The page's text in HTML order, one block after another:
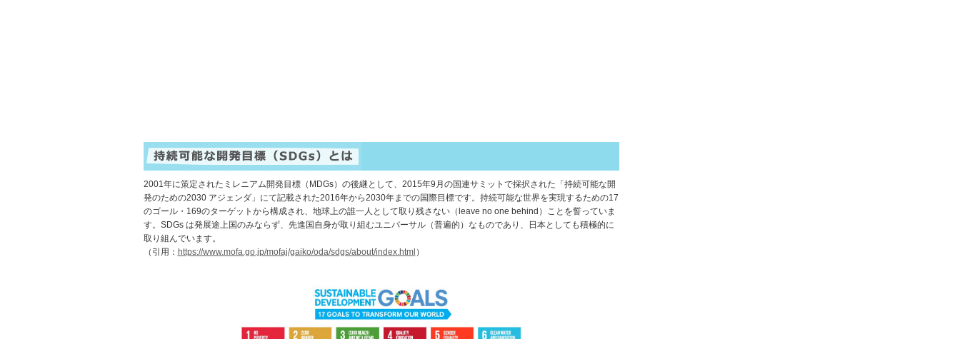
2001年に策定されたミレニアム開発目標（MDGs）の後継として、2015年9月の国連サミットで採択された「持続可能な開
発のための2030 アジェンダ」にて記載された2016年から2030年までの国際目標です。持続可能な世界を実現するための17
のゴール・169のターゲットから構成され、地球上の誰一人として取り残さない（leave no one behind）ことを誓っていま
す。SDGs は発展途上国のみならず、先進国自身が取り組むユニバーサル（普遍的）なものであり、日本としても積極的に
取り組んでいます。
（引用： https://www.mofa.go.jp/mofaj/gaiko/oda/sdgs/about/index.html ）